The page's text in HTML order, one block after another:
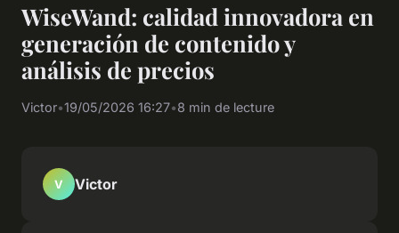
WiseWand: calidad innovadora en
generación de contenido y
análisis de precios
Victor•19/05/2026 16:27•8 min de lecture
V Victor